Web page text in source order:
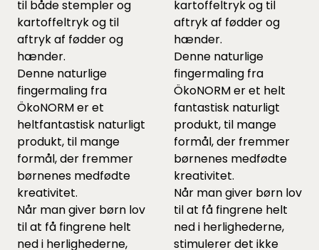
til både stempler og
kartoffeltryk og til
aftryk af fødder og
hænder.
Denne naturlige
fingermaling fra
ÖkoNORM er et
heltfantastisk naturligt
produkt, til mange
formål, der fremmer
børnenes medfødte
kreativitet.
Når man giver børn lov
til at få fingrene helt
ned i herlighederne,
kartoffeltryk og til
aftryk af fødder og
hænder.
Denne naturlige
fingermaling fra
ÖkoNORM er et helt
fantastisk naturligt
produkt, til mange
formål, der fremmer
børnenes medfødte
kreativitet.
Når man giver børn lov
til at få fingrene helt
ned i herlighederne,
stimulerer det ikke